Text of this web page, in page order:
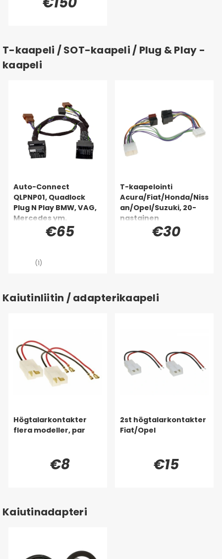
T-kaapeli / SOT-kaapeli / Plug & Play -
kaapeli
Auto-Connect
QLPNP01, Quadlock
Plug N Play BMW, VAG,
Mercedes ym.
€65
(1)
T-kaapelointi
Acura/Fiat/Honda/Niss
an/Opel/Suzuki, 20-
nastainen
€30
Kaiutinliitin / adapterikaapeli
Högtalarkontakter
flera modeller, par
€8
2st högtalarkontakter
Fiat/Opel
€15
Kaiutinadapteri